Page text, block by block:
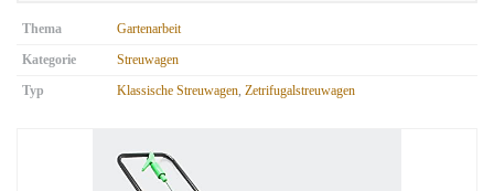
Thema
Gartenarbeit
Kategorie
Streuwagen
Typ
Klassische Streuwagen, Zetrifugalstreuwagen